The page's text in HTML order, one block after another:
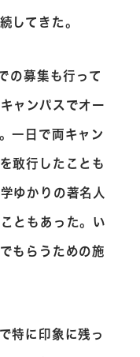
してきた。
の募集も行って
ャンパスでオー
一日で両キャン
敢行したことも
ゆかりの著名人
ともあった。い
もらうための施
特に印象に残っ